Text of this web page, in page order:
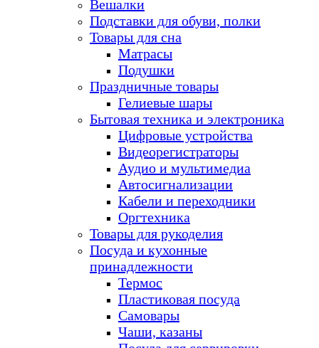
Вешалки
Подставки для обуви, полки
Товары для сна
Матрасы
Подушки
Праздничные товары
Гелиевые шары
Бытовая техника и электроника
Цифровые устройства
Видеорегистраторы
Аудио и мультимедиа
Автосигнализации
Кабели и переходники
Оргтехника
Товары для рукоделия
Посуда и кухонные
принадлежности
Термос
Пластиковая посуда
Самовары
Чаши, казаны